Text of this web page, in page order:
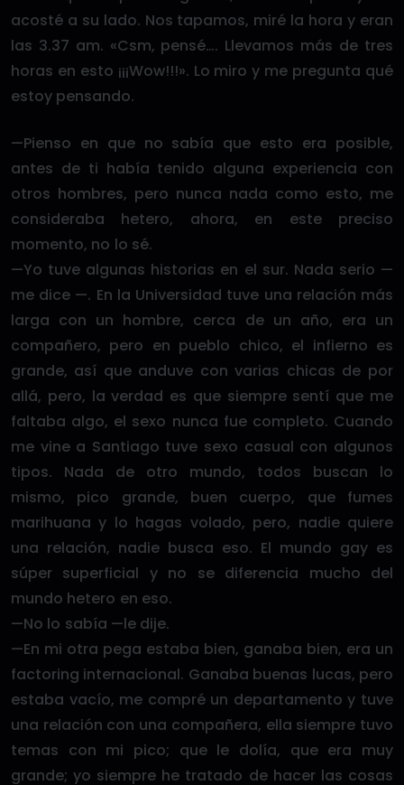
acosté a su lado. Nos tapamos, miré la hora y eran
las 3.37 am. «Csm, pensé…. Llevamos más de tres
horas en esto ¡¡¡Wow!!!». Lo miro y me pregunta qué
estoy pensando.
—Pienso en que no sabía que esto era posible,
antes de ti había tenido alguna experiencia con
otros hombres, pero nunca nada como esto, me
consideraba hetero, ahora, en este preciso
momento, no lo sé.
—Yo tuve algunas historias en el sur. Nada serio —
me dice —. En la Universidad tuve una relación más
larga con un hombre, cerca de un año, era un
compañero, pero en pueblo chico, el infierno es
grande, así que anduve con varias chicas de por
allá, pero, la verdad es que siempre sentí que me
faltaba algo, el sexo nunca fue completo. Cuando
me vine a Santiago tuve sexo casual con algunos
tipos. Nada de otro mundo, todos buscan lo
mismo, pico grande, buen cuerpo, que fumes
marihuana y lo hagas volado, pero, nadie quiere
una relación, nadie busca eso. El mundo gay es
súper superficial y no se diferencia mucho del
mundo hetero en eso.
—No lo sabía —le dije.
—En mi otra pega estaba bien, ganaba bien, era un
factoring internacional. Ganaba buenas lucas, pero
estaba vacío, me compré un departamento y tuve
una relación con una compañera, ella siempre tuvo
temas con mi pico; que le dolía, que era muy
grande; yo siempre he tratado de hacer las cosas